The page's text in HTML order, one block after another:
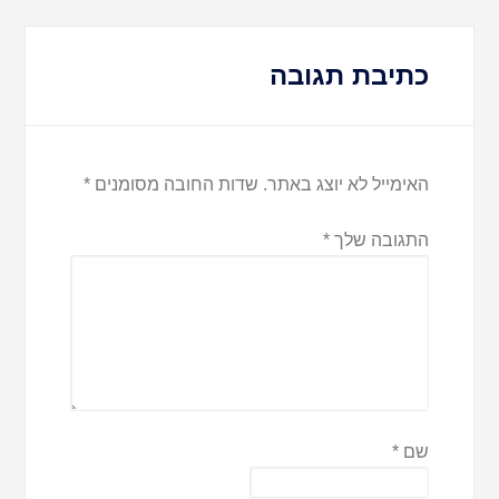
כתיבת תגובה
האימייל לא יוצג באתר. שדות החובה מסומנים*
התגובה שלך*
שם*